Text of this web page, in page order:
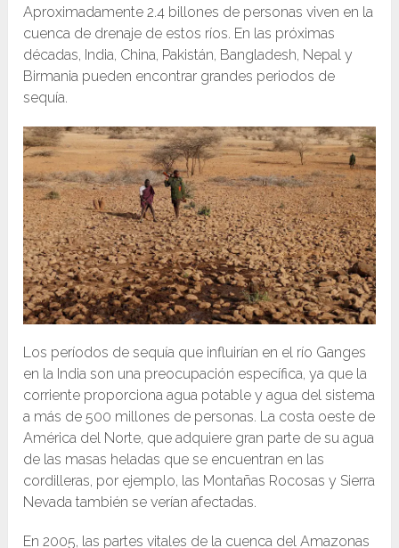
Aproximadamente 2.4 billones de personas viven en la
cuenca de drenaje de estos ríos. En las próximas
décadas, India, China, Pakistán, Bangladesh, Nepal y
Birmania pueden encontrar grandes periodos de
sequía.
Los períodos de sequía que influirían en el río Ganges
en la India son una preocupación específica, ya que la
corriente proporciona agua potable y agua del sistema
a más de 500 millones de personas. La costa oeste de
América del Norte, que adquiere gran parte de su agua
de las masas heladas que se encuentran en las
cordilleras, por ejemplo, las Montañas Rocosas y Sierra
Nevada también se verían afectadas.
En 2005, las partes vitales de la cuenca del Amazonas